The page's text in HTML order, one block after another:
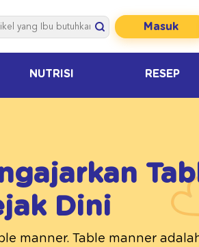
Masuk
NUTRISI RESEP
Dini
manner. Table manner